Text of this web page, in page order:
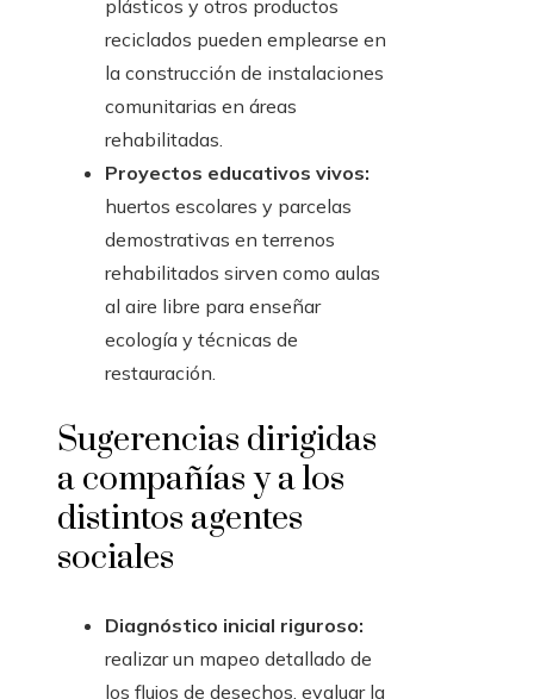
plásticos y otros productos
reciclados pueden emplearse en
la construcción de instalaciones
comunitarias en áreas
rehabilitadas.
Proyectos educativos vivos:
huertos escolares y parcelas
demostrativas en terrenos
rehabilitados sirven como aulas
al aire libre para enseñar
ecología y técnicas de
restauración.
Sugerencias dirigidas
a compañías y a los
distintos agentes
sociales
Diagnóstico inicial riguroso:
realizar un mapeo detallado de
los flujos de desechos, evaluar la